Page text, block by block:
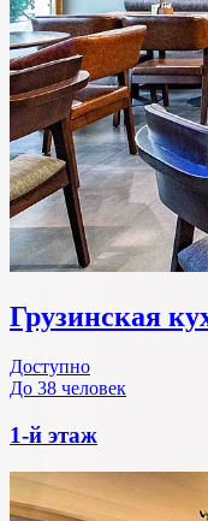
Грузинская
Доступно
До 38 человек
1-й этаж